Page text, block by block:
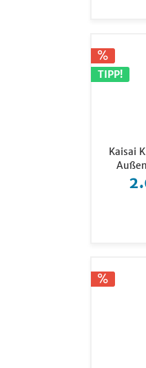
TIPP!
Kaisai